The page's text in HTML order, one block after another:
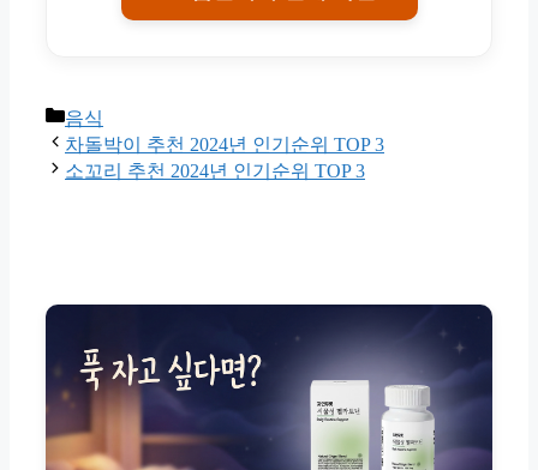
Categories
음식
차돌박이 추천 2024년 인기순위 TOP 3
소꼬리 추천 2024년 인기순위 TOP 3